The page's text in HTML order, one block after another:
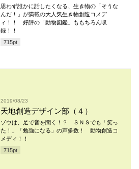
思わず誰かに話したくなる、生き物の「そうな
んだ！」が満載の大人気生き物創造コメデ
ィ！！ 好評の「動物図鑑」ももちろん収
録！！
715pt
2019/08/23
天地創造デザイン部（４）
ゾウは、足で音を聞く！？ ＳＮＳでも「笑っ
た！」「勉強になる」の声多数！ 動物創造コ
メディ！！
715pt